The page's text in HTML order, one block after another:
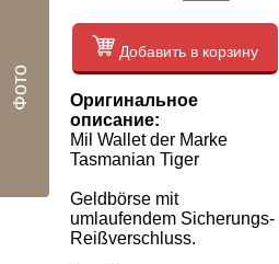
Добавить в корзину
Оригинальное
описание:
Mil Wallet der Marke
Tasmanian Tiger
Geldbörse mit
umlaufendem Sicherungs-
Reißverschluss.
Фото